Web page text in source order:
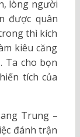
lòng người
được quân
thì kích
kiêu căng
Ta cho bọn
tích của
Trung –
đánh trận